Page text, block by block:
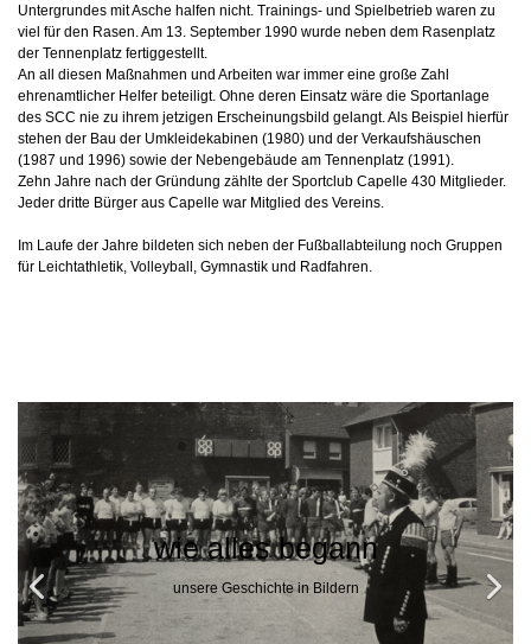
Untergrundes mit Asche halfen nicht. Trainings- und Spielbetrieb waren zu
viel für den Rasen. Am 13. September 1990 wurde neben dem Rasenplatz
der Tennenplatz fertiggestellt.
An all diesen Maßnahmen und Arbeiten war immer eine große Zahl
ehrenamtlicher Helfer beteiligt. Ohne deren Einsatz wäre die Sportanlage
des SCC nie zu ihrem jetzigen Erscheinungsbild gelangt. Als Beispiel hierfür
stehen der Bau der Umkleidekabinen (1980) und der Verkaufshäuschen
(1987 und 1996) sowie der Nebengebäude am Tennenplatz (1991).
Zehn Jahre nach der Gründung zählte der Sportclub Capelle 430 Mitglieder.
Jeder dritte Bürger aus Capelle war Mitglied des Vereins.
Im Laufe der Jahre bildeten sich neben der Fußballabteilung noch Gruppen
für Leichtathletik, Volleyball, Gymnastik und Radfahren.
begann
in Bildern